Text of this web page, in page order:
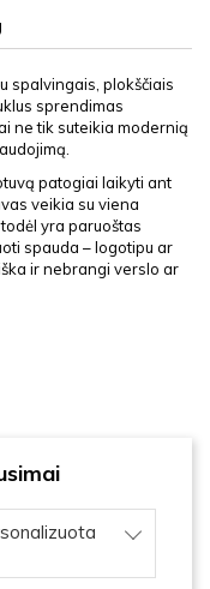
spalvingais, plokščiais
sprendimas
ne tik suteikia modernią
patogiai laikyti ant
veikia su viena
yra paruoštas
spauda – logotipu ar
ir nebrangi verslo ar